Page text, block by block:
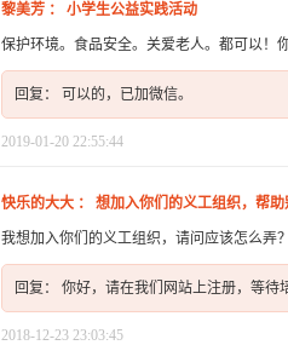
黎美芳 ： 小学生公益实践活动
保护环境。食品安全。关爱老人。都可以！
回复： 可以的，已加微信。
2019-01-20 22:55:44
快乐的大大 ： 想加入你们的义工组织，帮助
我想加入你们的义工组织，请问应该怎么弄
回复： 你好，请在我们网站上注册，等待
2018-12-23 23:03:45